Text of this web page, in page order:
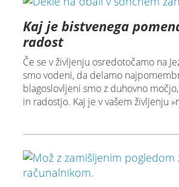
Kaj je bistvenega
radost
Če se v življenju osredotočamo na
smo vodeni, da delamo
blagoslovljeni smo z duhovno
in radostjo. Kaj je v vašem življenju